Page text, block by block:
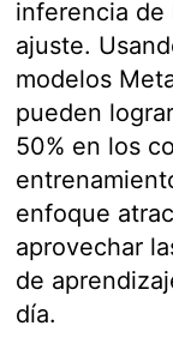
inferencia de
ajuste.
modelos
pueden
50% en los
enfoque
aprovechar
de
día.